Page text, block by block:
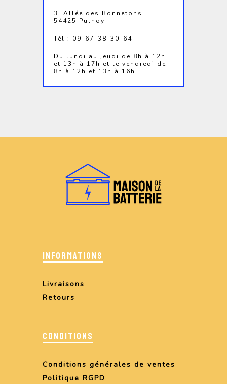
3, Allée des Bonnetons
54425 Pulnoy
Tél : 09-67-38-30-64
Du lundi au jeudi de 8h à 12h
et 13h à 17h et le vendredi de
8h à 12h et 13h à 16h
INFORMATIONS
Livraisons
Retours
CONDITIONS
Conditions générales de ventes
Politique RGPD